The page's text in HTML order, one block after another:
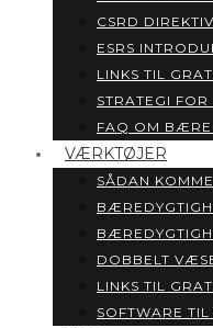
CSRD
ESRS
LINKS TIL
STRATEGI FOR
FAQ OM
VÆRKTØJER
SÅDAN
DOBBELT
LINKS TIL
SOFTWARE TIL